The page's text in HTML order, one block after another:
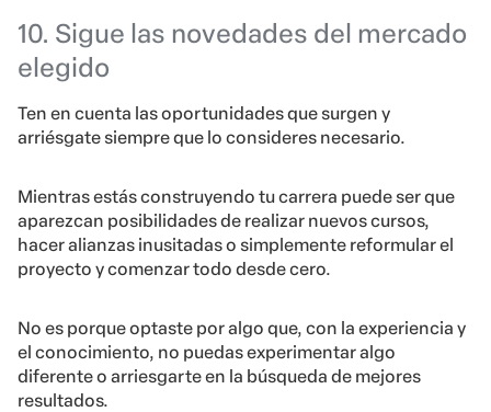
10. Sigue las novedades del mercado
elegido
Ten en cuenta las oportunidades que surgen y
arriésgate siempre que lo consideres necesario.
Mientras estás construyendo tu carrera puede ser que
aparezcan posibilidades de realizar nuevos cursos,
hacer alianzas inusitadas o simplemente reformular el
proyecto y comenzar todo desde cero.
No es porque optaste por algo que, con la experiencia y
el conocimiento, no puedas experimentar algo
diferente o arriesgarte en la búsqueda de mejores
resultados.